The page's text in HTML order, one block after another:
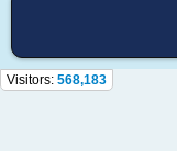
Visitors: 568,183